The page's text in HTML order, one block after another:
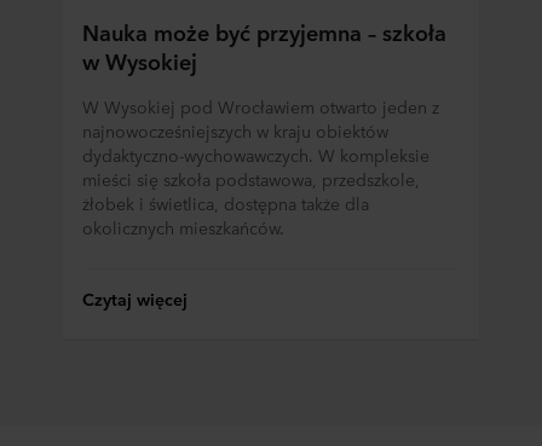
Nauka może być przyjemna – szkoła
w Wysokiej
W Wysokiej pod Wrocławiem otwarto jeden z
najnowocześniejszych w kraju obiektów
dydaktyczno-wychowawczych. W kompleksie
mieści się szkoła podstawowa, przedszkole,
żłobek i świetlica, dostępna także dla
okolicznych mieszkańców.
Czytaj więcej